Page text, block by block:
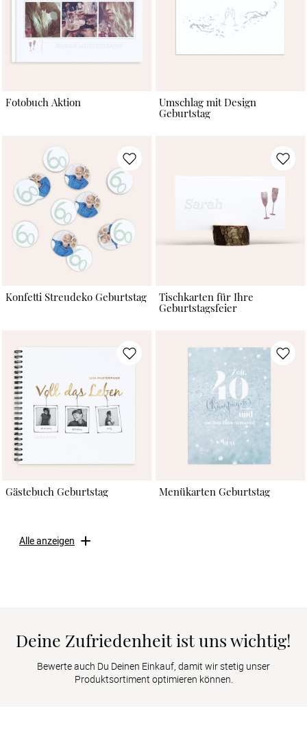
Fotobuch Aktion
Umschlag mit Design
Geburtstag
Konfetti Streudeko Geburtstag
Tischkarten für Ihre
Geburtstagsfeier
Gästebuch Geburtstag Menükarten Geburtstag
Alle anzeigen
Deine Zufriedenheit ist uns wichtig!
Bewerte auch Du Deinen Einkauf, damit wir stetig unser
Produktsortiment optimieren können.